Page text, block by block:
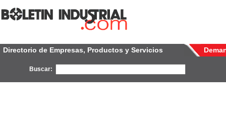
Directorio de Empresas, Productos y Servicios
Buscar: